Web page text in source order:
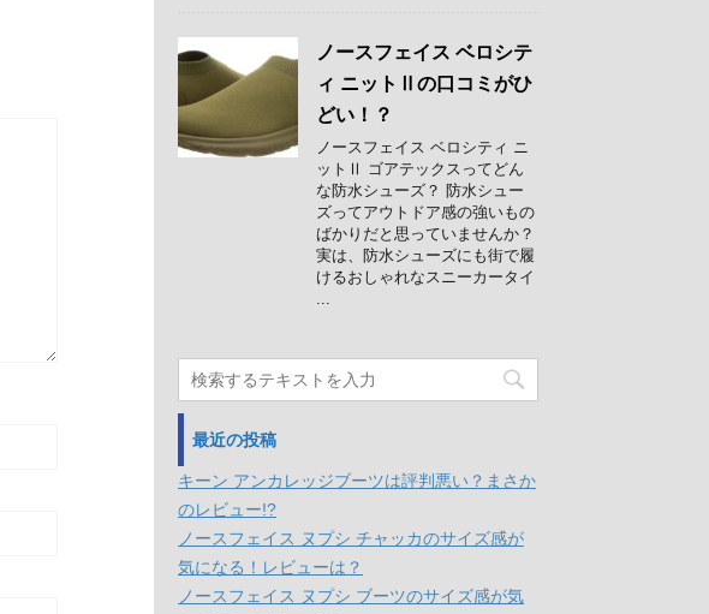
ノースフェイス ベロシテ
ィ ニットⅡの口コミがひ
どい！？
ノースフェイス ベロシティ ニ
ットⅡ ゴアテックスってどん
な防水シューズ？ 防水シュー
ズってアウトドア感の強いもの
ばかりだと思っていませんか？
実は、防水シューズにも街で履
けるおしゃれなスニーカータイ
...
最近の投稿
キーン アンカレッジブーツは評判悪い？まさか
のレビュー!?
ノースフェイス ヌプシ チャッカのサイズ感が
気になる！レビューは？
ノースフェイス ヌプシ ブーツのサイズ感が気